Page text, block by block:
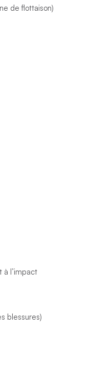
de flottaison)
à l’impact
blessures)